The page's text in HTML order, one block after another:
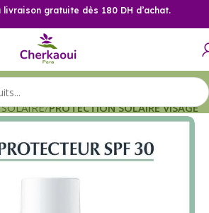
gratuite dès 180 DH d’achat.
PROTECTION SOLAIRE VISAGE